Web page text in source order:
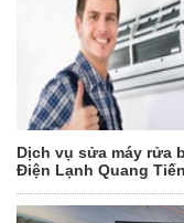
Dịch vụ sửa máy rửa
Điện Lạnh Quang Tiến